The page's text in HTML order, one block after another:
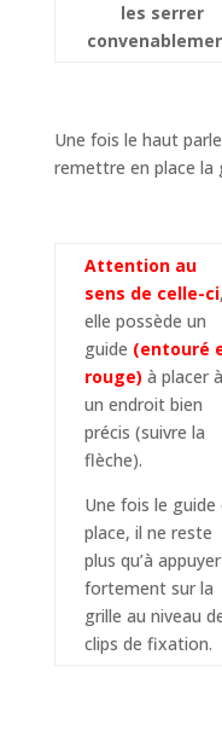
les serrer
Une fois le haut
remettre en place la
Attention au
sens de celle-ci,
elle possède un
guide (entouré
rouge) à placer à
un endroit bien
précis (suivre la
flèche).
Une fois le guide
place, il ne reste
plus qu’à appuyer
fortement sur la
grille au niveau
clips de fixation.